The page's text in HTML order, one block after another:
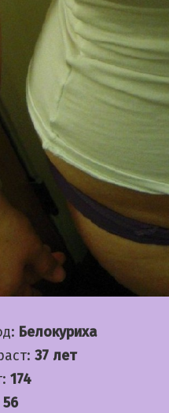
Белокуриха
37 лет
174
56